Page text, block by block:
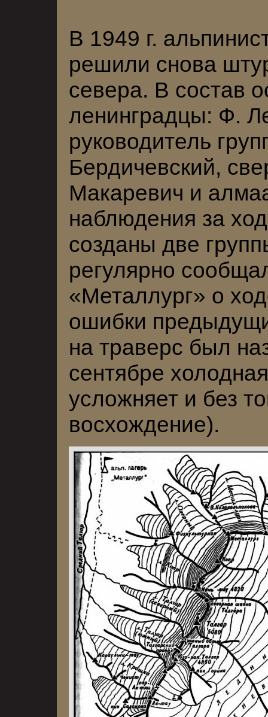
В 1949 г.
решили снова
севера. В состав
ленинградцы: Ф.
руководитель
Бердичевский,
Макаревич и
наблюдения за
созданы две
регулярно
«Металлург» о
ошибки
на траверс был
сентябре
усложняет и без
восхождение).